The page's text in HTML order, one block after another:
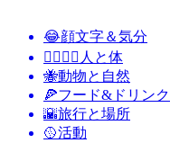
😂顔文字＆気分
👩‍❤️‍💋‍👨 人と体
🐝動物と自然
🍕フード&ドリンク
🌇旅行と場所
🥎活動